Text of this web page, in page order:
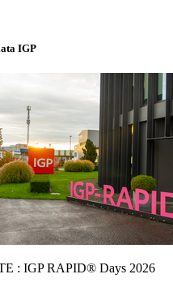
IGP
: IGP RAPID® Days 2026